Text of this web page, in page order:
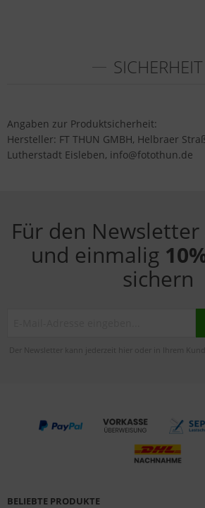
SICHERHEIT
Angaben zur Produktsicherheit:
Hersteller: FT THUN GMBH, Helbraer
Lutherstadt Eisleben, info@fotothun.de
Für den
und einmalig
sichern
Der Newsletter kann jederzeit hier oder in Ihrem
BELIEBTE PRODUKTE